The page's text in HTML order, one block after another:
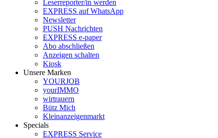
Leserreporter/in werden
EXPRESS auf WhatsApp
Newsletter
PUSH Nachrichten
EXPRESS e-paper
Abo abschließen
Anzeigen schalten
Kiosk
Unsere Marken
YOURJOB
yourIMMO
wirtrauern
Bütz Mich
Kleinanzeigenmarkt
Specials
EXPRESS Service